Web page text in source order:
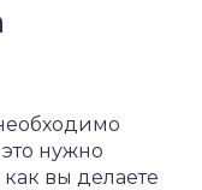
нужно
вы делаете